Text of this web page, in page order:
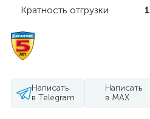
Кратность отгрузки
1
Написать
в Telegram
Написать
в MAX